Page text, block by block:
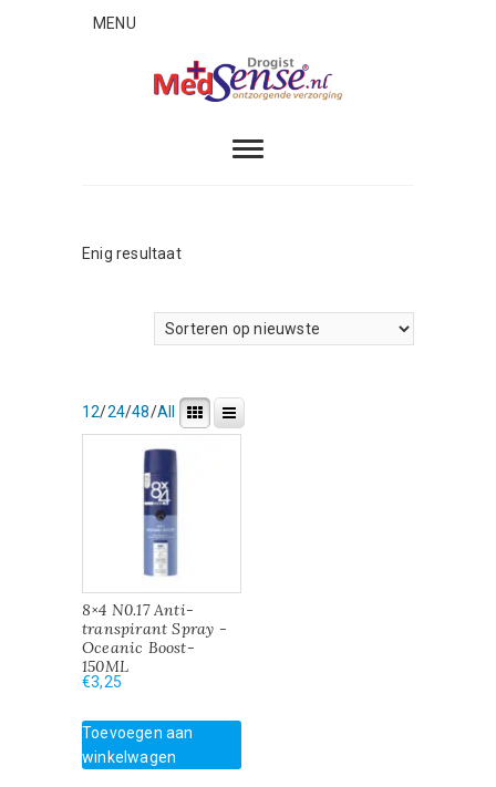
MENU
Enig resultaat
12/24/48/All
8×4 N0.17 Anti-
transpirant Spray -
Oceanic Boost-
150ML
€3,25
Toevoegen aan
winkelwagen